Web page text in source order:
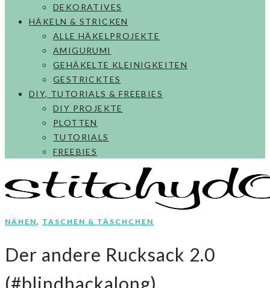
DEKORATIVES
HÄKELN & STRICKEN
ALLE HÄKELPROJEKTE
AMIGURUMI
GEHÄKELTE KLEINIGKEITEN
GESTRICKTES
DIY, TUTORIALS & FREEBIES
DIY PROJEKTE
PLOTTEN
TUTORIALS
FREEBIES
NÄHEN, TASCHEN & TÄSCHCHEN
Der andere Rucksack 2.0
(#blindhackalong)